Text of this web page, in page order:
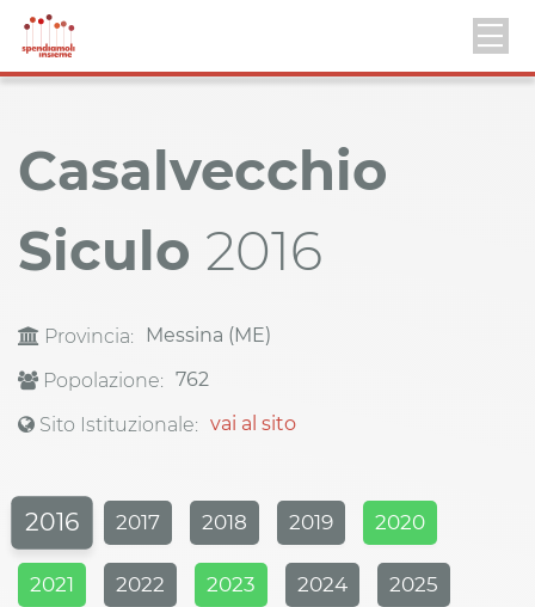
Casalvecchio
Siculo 2016
Provincia:
Messina (ME)
Popolazione: 762
Sito Istituzionale: vai al sito
2016 2017 2018 2019 2020
2021 2022 2023 2024 2025